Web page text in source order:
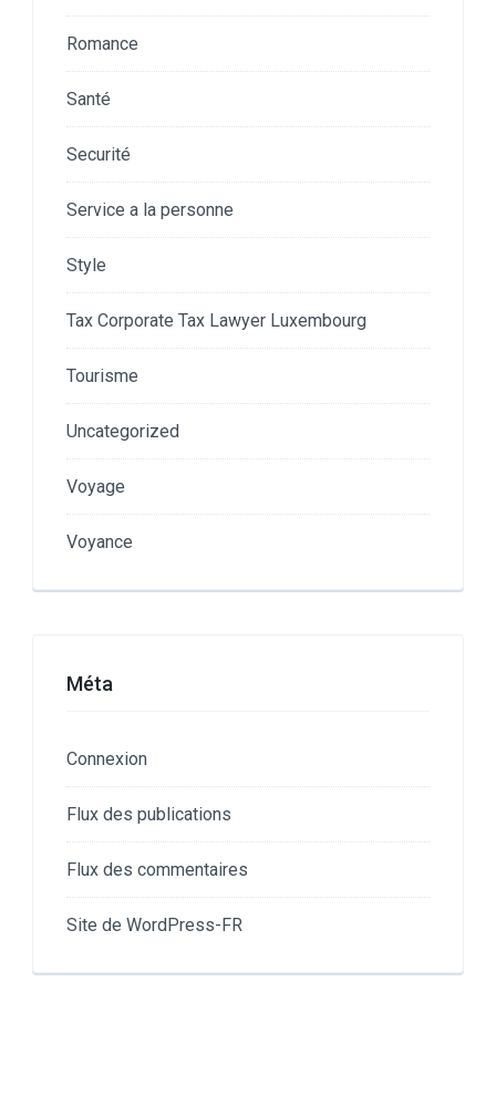
Romance
Santé
Securité
Service a la personne
Style
Tax Corporate Tax Lawyer Luxembourg
Tourisme
Uncategorized
Voyage
Voyance
Méta
Connexion
Flux des publications
Flux des commentaires
Site de WordPress-FR